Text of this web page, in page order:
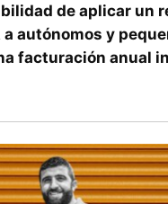
de aplicar un
autónomos y
facturación anual